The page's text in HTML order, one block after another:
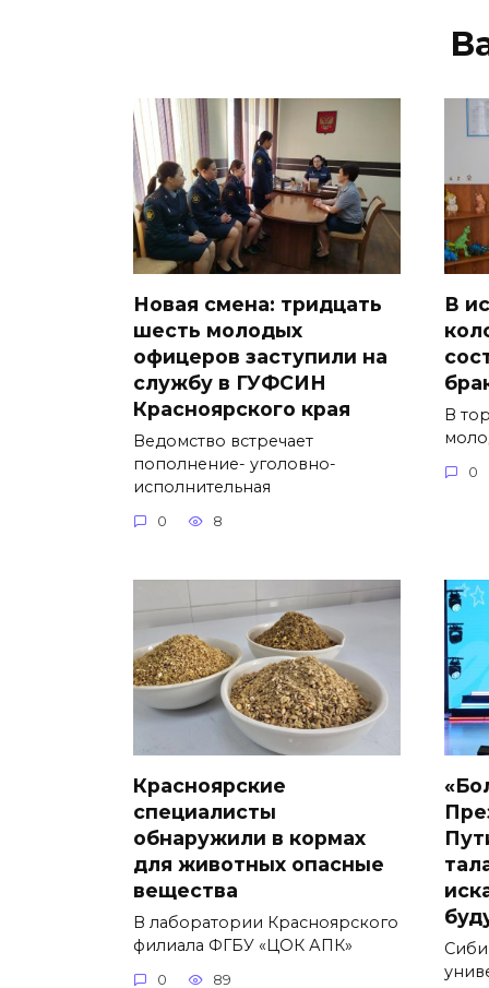
Новая смена: тридцать
шесть молодых
офицеров заступили на
службу в ГУФСИН
Красноярского края
Ведомство встречает
пополнение- уголовно-
исполнительная
0 8
В
В
0
Красноярские
специалисты
обнаружили в кормах
для животных опасные
вещества
В лаборатории Красноярского
филиала ФГБУ «ЦОК АПК»
0 89